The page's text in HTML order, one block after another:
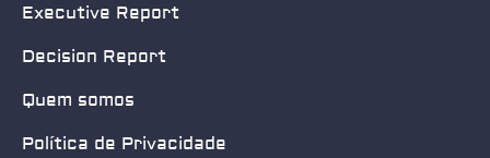
Executive Report
Decision Report
Quem somos
Política de Privacidade